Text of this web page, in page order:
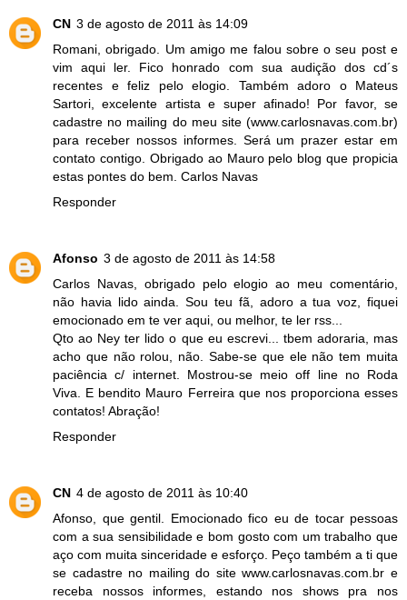
CN 3 de agosto de 2011 às 14:09
Romani, obrigado. Um amigo me falou sobre o seu post e
vim aqui ler. Fico honrado com sua audição dos cd´s
recentes e feliz pelo elogio. Também adoro o Mateus
Sartori, excelente artista e super afinado! Por favor, se
cadastre no mailing do meu site (www.carlosnavas.com.br)
para receber nossos informes. Será um prazer estar em
contato contigo. Obrigado ao Mauro pelo blog que propicia
estas pontes do bem. Carlos Navas
Responder
Afonso 3 de agosto de 2011 às 14:58
Carlos Navas, obrigado pelo elogio ao meu comentário,
não havia lido ainda. Sou teu fã, adoro a tua voz, fiquei
emocionado em te ver aqui, ou melhor, te ler rss...
Qto ao Ney ter lido o que eu escrevi... tbem adoraria, mas
acho que não rolou, não. Sabe-se que ele não tem muita
paciência c/ internet. Mostrou-se meio off line no Roda
Viva. E bendito Mauro Ferreira que nos proporciona esses
contatos! Abração!
Responder
CN 4 de agosto de 2011 às 10:40
Afonso, que gentil. Emocionado fico eu de tocar pessoas
com a sua sensibilidade e bom gosto com um trabalho que
aço com muita sinceridade e esforço. Peço também a ti que
se cadastre no mailing do site www.carlosnavas.com.br e
receba nossos informes, estando nos shows pra nos